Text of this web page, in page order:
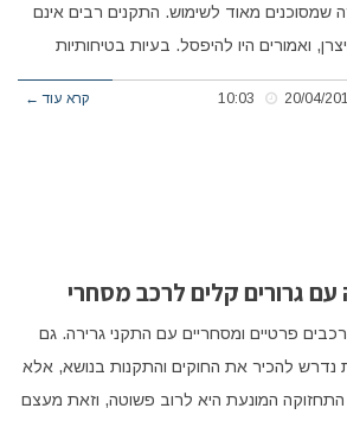
שמסוכנים מאוד לשימוש. התקנים רבים אינם
ואמורים היו להיפסל. בעיות בטיחותיות
קרא עוד ←
עם גרורים קלים לרכב מסחרי
פרטיים ומסחריים עם התקני גרירה. גם
נדרש להכיר את החוקים והתקנות בנושא, אלא
התחזוקה המונעת היא לרוב פשוטה, וזאת מעצם